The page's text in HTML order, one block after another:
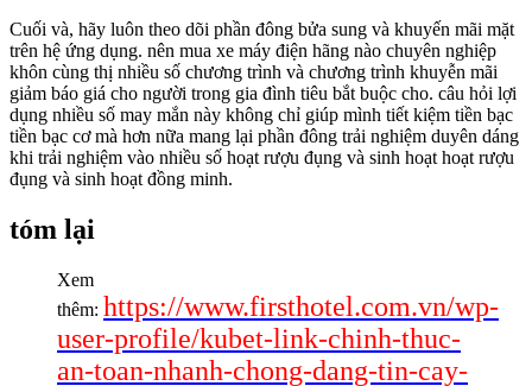
Cuối và, hãy luôn theo dõi phần đông bửa sung và khuyến mãi mặt
trên hệ ứng dụng. nên mua xe máy điện hãng nào chuyên nghiệp
khôn cùng thị nhiều số chương trình và chương trình khuyễn mãi
giảm báo giá cho người trong gia đình tiêu bắt buộc cho. câu hỏi lợi
dụng nhiều số may mắn này không chỉ giúp mình tiết kiệm tiền bạc
tiền bạc cơ mà hơn nữa mang lại phần đông trải nghiệm duyên dáng
khi trải nghiệm vào nhiều số hoạt rượu đụng và sinh hoạt hoạt rượu
đụng và sinh hoạt đồng minh.
tóm lại
Xem
thêm: https://www.firsthotel.com.vn/wp-
user-profile/kubet-link-chinh-thuc-
an-toan-nhanh-chong-dang-tin-cay-